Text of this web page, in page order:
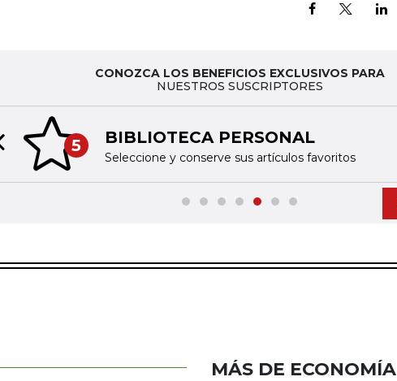
CONOZCA LOS BENEFICIOS EXCLUSIVOS PARA
NUESTROS SUSCRIPTORES
5 BIBLIOTECA PERSONAL
Seleccione y conserve sus artículos favoritos
slide
MÁS DE ECONOMÍA